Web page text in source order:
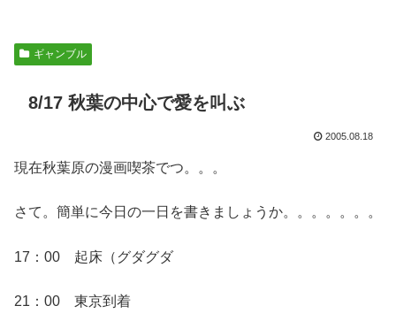
ギャンブル
8/17 秋葉の中心で愛を叫ぶ
2005.08.18
現在秋葉原の漫画喫茶でつ。。。
さて。簡単に今日の一日を書きましょうか。。。。。。。
17：00 起床（グダグダ
21：00 東京到着